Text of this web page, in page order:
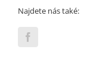
Najdete nás také: